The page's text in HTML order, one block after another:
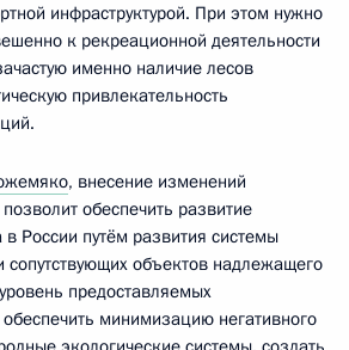
инфраструктурой. При этом нужно
к рекреационной деятельности
именно наличие лесов
привлекательность
, внесение изменений
обеспечить развитие
в России путём развития системы
сопутствующих объектов надлежащего
предоставляемых
обеспечить минимизацию негативного